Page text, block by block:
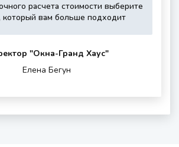
расчета стоимости выберите
который вам больше подходитУкажите,
Выберите,
Это
шумности
окном
Укажите
"Oкна-Гранд Хаус"
Елена Бегун